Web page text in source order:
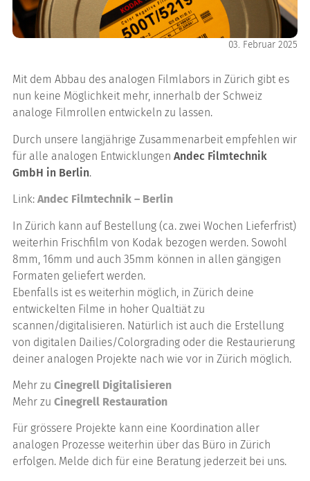
03. Februar 2025
Mit dem Abbau des analogen Filmlabors in Zürich gibt es
nun keine Möglichkeit mehr, innerhalb der Schweiz
analoge Filmrollen entwickeln zu lassen.
Durch unsere langjährige Zusammenarbeit empfehlen wir
für alle analogen Entwicklungen Andec Filmtechnik
GmbH in Berlin.
Link: Andec Filmtechnik – Berlin
In Zürich kann auf Bestellung (ca. zwei Wochen Lieferfrist)
weiterhin Frischfilm von Kodak bezogen werden. Sowohl
8mm, 16mm und auch 35mm können in allen gängigen
Formaten geliefert werden.
Ebenfalls ist es weiterhin möglich, in Zürich deine
entwickelten Filme in hoher Qualtiät zu
scannen/digitalisieren. Natürlich ist auch die Erstellung
von digitalen Dailies/Colorgrading oder die Restaurierung
deiner analogen Projekte nach wie vor in Zürich möglich.
Mehr zu Cinegrell Digitalisieren
Mehr zu Cinegrell Restauration
Für grössere Projekte kann eine Koordination aller
analogen Prozesse weiterhin über das Büro in Zürich
erfolgen. Melde dich für eine Beratung jederzeit bei uns.